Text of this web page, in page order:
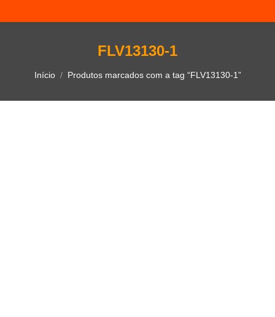
FLV13130-1
Você está aqui:
Início Produtos marcados com a tag “FLV13130-1”